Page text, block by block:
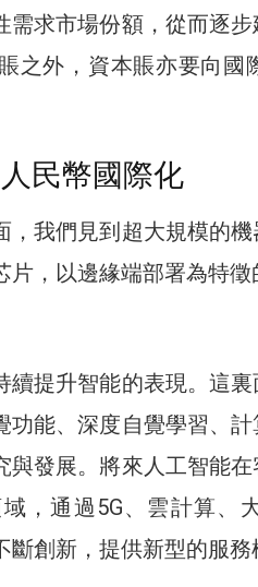
需求市場份額，從而逐
之外，資本賬亦要向國
民幣國際化
我們見到超大規模的機
片，以邊緣端部署為特
續提升智能的表現。這
功能、深度自覺學習、
與發展。將來人工智能
，通過5G、雲計算、
創新，提供新型的服務